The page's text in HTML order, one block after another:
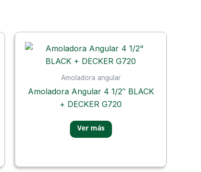
Amoladora angular
Amoladora Angular 4 1/2″ BLACK
+ DECKER G720